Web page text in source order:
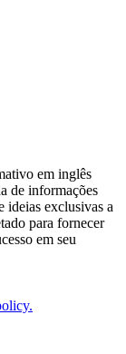
em inglês
de informações
ideias exclusivas a
para fornecer
em seu